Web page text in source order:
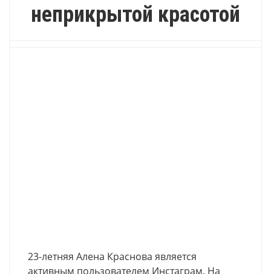
неприкрытой красотой
23-летняя Алена Краснова является
активным пользователем Инстаграм. На